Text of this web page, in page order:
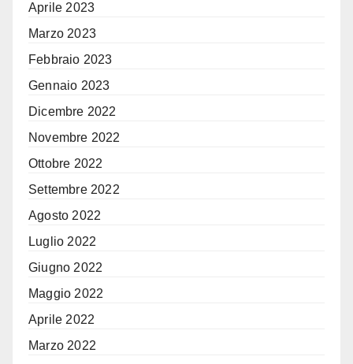
Aprile 2023
Marzo 2023
Febbraio 2023
Gennaio 2023
Dicembre 2022
Novembre 2022
Ottobre 2022
Settembre 2022
Agosto 2022
Luglio 2022
Giugno 2022
Maggio 2022
Aprile 2022
Marzo 2022